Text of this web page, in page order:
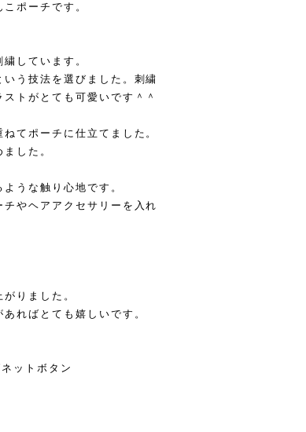
ポーチです。
しています。
う技法を選びました。刺繍
トがとても可愛いです＾＾
てポーチに仕立てました。
した。
うな触り心地です。
やヘアアクセサリーを入れ
りました。
ればとても嬉しいです。
ットボタン